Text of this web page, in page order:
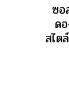
ซอ
ด
สไต